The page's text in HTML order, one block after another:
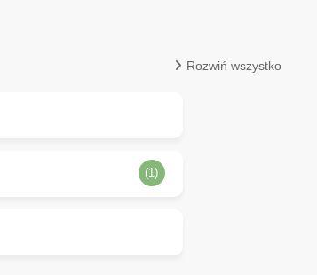
Rozwiń wszystko
(1)